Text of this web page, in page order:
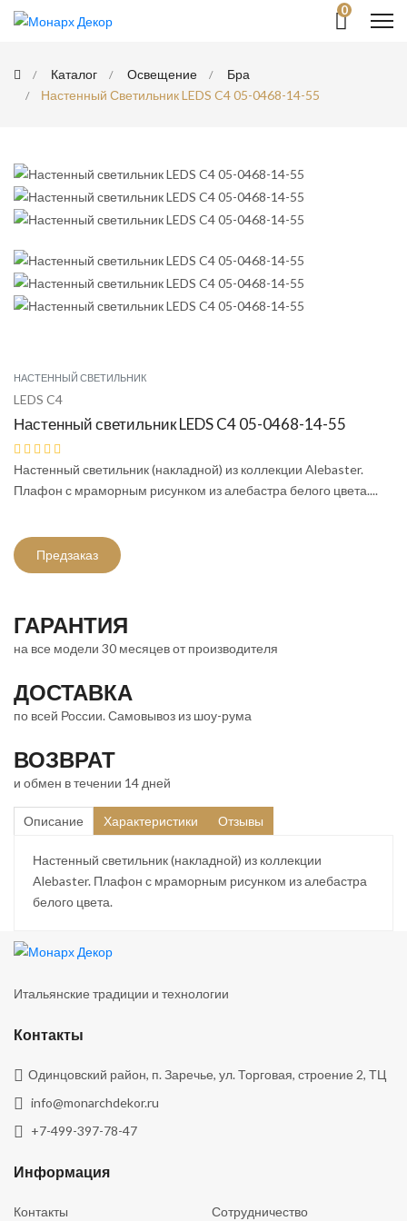
0
Каталог Освещение
Бра
Настенный Светильник LEDS C4 05-0468-14-55
НАСТЕННЫЙ СВЕТИЛЬНИК
LEDS C4
Настенный светильник LEDS C4 05-0468-14-55
Настенный светильник (накладной) из коллекции Alebaster.
Плафон с мраморным рисунком из алебастра белого цвета....
Предзаказ
ГАРАНТИЯ
на все модели 30 месяцев от производителя
ДОСТАВКА
по всей России. Самовывоз из шоу-рума
ВОЗВРАТ
и обмен в течении 14 дней
Описание Характеристики Отзывы
Настенный светильник (накладной) из коллекции
Alebaster. Плафон с мраморным рисунком из алебастра
белого цвета.
Итальянские традиции и технологии
Контакты
Одинцовский район, п. Заречье, ул. Торговая, строение 2, ТЦ
info@monarchdekor.ru
+7-499-397-78-47
Информация
Контакты Сотрудничество